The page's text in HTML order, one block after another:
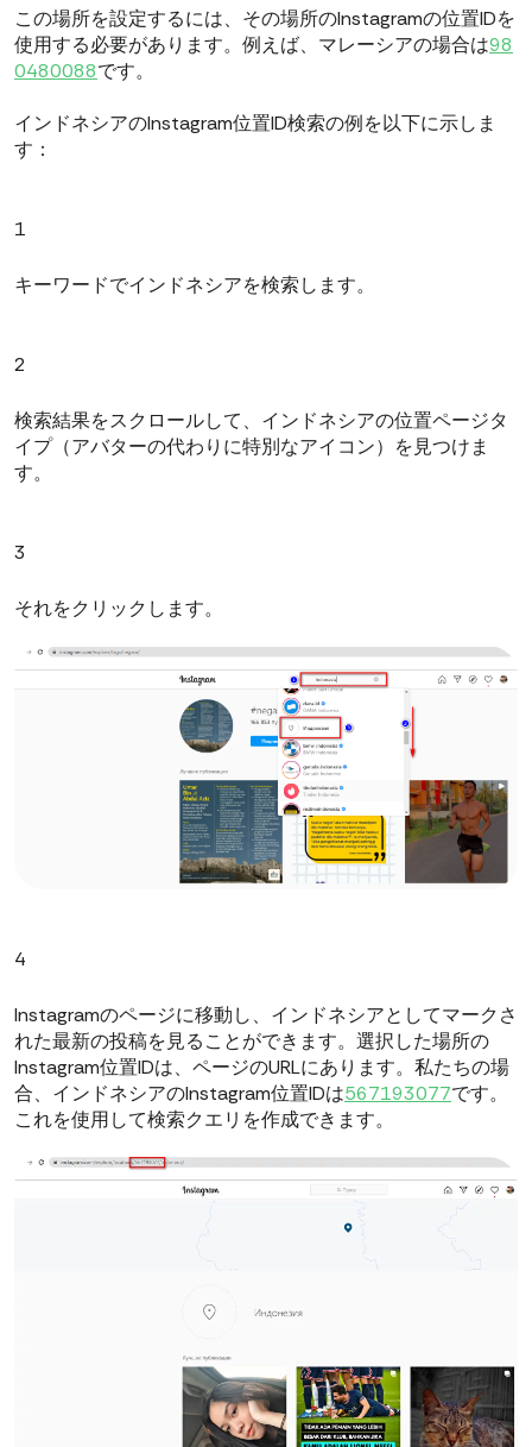
この場所を設定するには、その場所のInstagramの位置IDを
使用する必要があります。例えば、マレーシアの場合は98
0480088です。
インドネシアのInstagram位置ID検索の例を以下に示しま
す：
1
キーワードでインドネシアを検索します。
2
検索結果をスクロールして、インドネシアの位置ページタ
イプ（アバターの代わりに特別なアイコン）を見つけま
す。
3
それをクリックします。
4
Instagramのページに移動し、インドネシアとしてマークさ
れた最新の投稿を見ることができます。選択した場所の
Instagram位置IDは、ページのURLにあります。私たちの場
合、インドネシアのInstagram位置IDは567193077です。
これを使用して検索クエリを作成できます。